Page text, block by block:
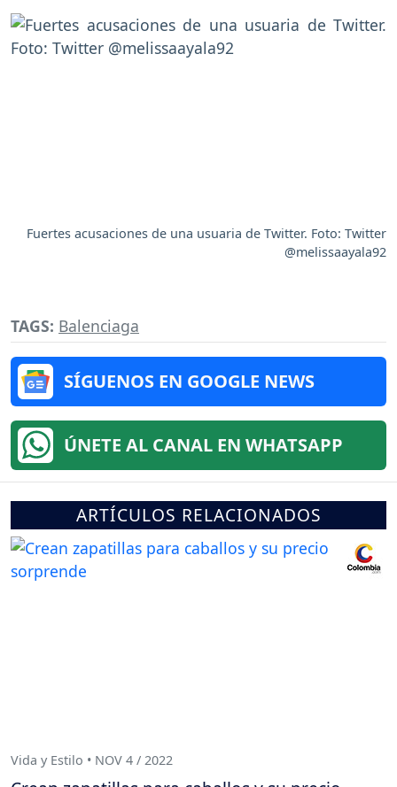
Fuertes acusaciones de una usuaria de Twitter. Foto: Twitter
@melissaayala92
TAGS: Balenciaga
SÍGUENOS EN GOOGLE NEWS
ÚNETE AL CANAL EN WHATSAPP
ARTÍCULOS RELACIONADOS
Vida y Estilo • NOV 4 / 2022